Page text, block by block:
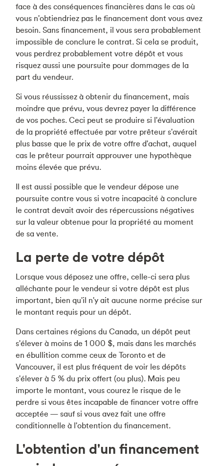
face à des conséquences financières dans le cas où
vous n'obtiendriez pas le financement dont vous avez
besoin. Sans financement, il vous sera probablement
impossible de conclure le contrat. Si cela se produit,
vous perdrez probablement votre dépôt et vous
risquez aussi une poursuite pour dommages de la
part du vendeur.
Si vous réussissez à obtenir du financement, mais
moindre que prévu, vous devrez payer la différence
de vos poches. Ceci peut se produire si l'évaluation
de la propriété effectuée par votre prêteur s'avérait
plus basse que le prix de votre offre d'achat, auquel
cas le prêteur pourrait approuver une hypothèque
moins élevée que prévu.
Il est aussi possible que le vendeur dépose une
poursuite contre vous si votre incapacité à conclure
le contrat devait avoir des répercussions négatives
sur la valeur obtenue pour la propriété au moment
de sa vente.
La perte de votre dépôt
Lorsque vous déposez une offre, celle-ci sera plus
alléchante pour le vendeur si votre dépôt est plus
important, bien qu'il n'y ait aucune norme précise sur
le montant requis pour un dépôt.
Dans certaines régions du Canada, un dépôt peut
s'élever à moins de 1 000 $, mais dans les marchés
en ébullition comme ceux de Toronto et de
Vancouver, il est plus fréquent de voir les dépôts
s'élever à 5 % du prix offert (ou plus). Mais peu
importe le montant, vous courez le risque de le
perdre si vous êtes incapable de financer votre offre
acceptée — sauf si vous avez fait une offre
conditionnelle à l'obtention du financement.
L'obtention d'un financement